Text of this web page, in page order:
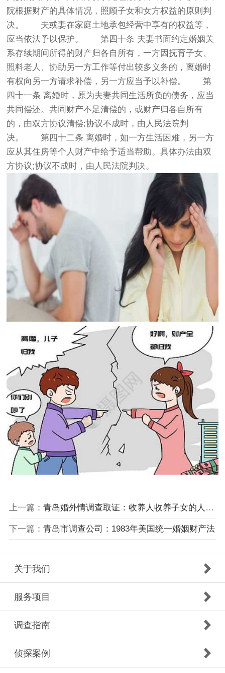
院根据财产的具体情况，照顾子女和女方权益的原则判
决。 夫或妻在家庭土地承包经营中享有的权益等，
应当依法予以保护。 第四十条 夫妻书面约定婚姻关
系存续期间所得的财产归各自所有，一方因抚育子女、
照料老人、协助另一方工作等付出较多义务的，离婚时
有权向另一方请求补偿，另一方应当予以补偿。 第
四十一条 离婚时，原为夫妻共同生活所负的债务，应当
共同偿还。共同财产不足清偿的，或财产归各自所有
的，由双方协议清偿;协议不成时，由人民法院判
决。 第四十二条 离婚时，如一方生活困难，另一方
应从其住房等个人财产中给予适当帮助。具体办法由双
方协议;协议不成时，由人民法院判决。
上一篇： 青岛婚外情调查取证：收养人收养子女的人数限制是多少
下一篇： 青岛市调查公司：1983年美国统一婚姻财产法
关于我们
服务项目
调查指南
侦探案例